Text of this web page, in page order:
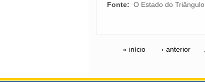
Fonte: O Estado do Triângulo
« início ‹ anterior